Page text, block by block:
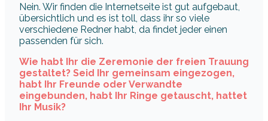
Nein. Wir finden die Internetseite ist gut aufgebaut,
übersichtlich und es ist toll, dass ihr so viele
verschiedene Redner habt, da findet jeder einen
passenden für sich.
Wie habt Ihr die Zeremonie der freien Trauung
gestaltet? Seid Ihr gemeinsam eingezogen,
habt Ihr Freunde oder Verwandte
eingebunden, habt Ihr Ringe getauscht, hattet
Ihr Musik?